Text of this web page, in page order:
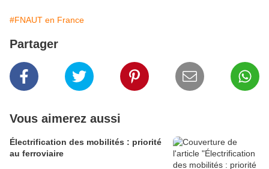
#FNAUT en France
Partager
Vous aimerez aussi
Électrification des mobilités : priorité
au ferroviaire